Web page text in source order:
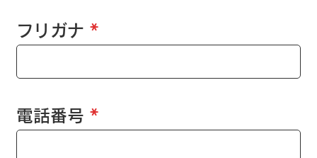
フリガナ
電話番号